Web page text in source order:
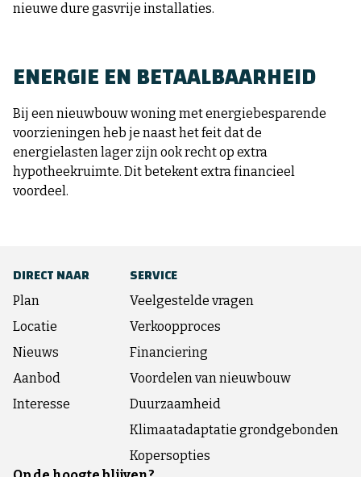
nieuwe dure gasvrije installaties.
ENERGIE EN BETAALBAARHEID
Bij een nieuwbouw woning met energiebesparende
voorzieningen heb je naast het feit dat de
energielasten lager zijn ook recht op extra
hypotheekruimte. Dit betekent extra financieel
voordeel.
DIRECT NAAR
Plan
Locatie
Nieuws
Aanbod
Interesse
SERVICE
Veelgestelde vragen
Verkoopproces
Financiering
Voordelen van nieuwbouw
Duurzaamheid
Klimaatadaptatie grondgebonden
Kopersopties